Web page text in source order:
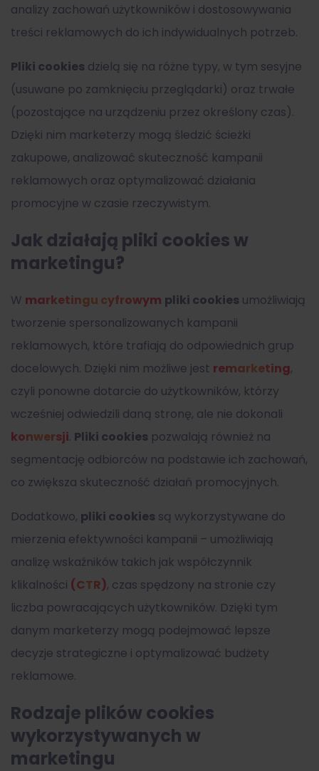
analizy zachowań użytkowników i dostosowywania
treści reklamowych do ich indywidualnych potrzeb.
Pliki cookies dzielą się na różne typy, w tym sesyjne
(usuwane po zamknięciu przeglądarki) oraz trwałe
(pozostające na urządzeniu przez określony czas).
Dzięki nim marketerzy mogą śledzić ścieżki
zakupowe, analizować skuteczność kampanii
reklamowych oraz optymalizować działania
promocyjne w czasie rzeczywistym.
Jak działają pliki cookies w
marketingu?
W marketingu cyfrowym pliki cookies umożliwiają
tworzenie spersonalizowanych kampanii
reklamowych, które trafiają do odpowiednich grup
docelowych. Dzięki nim możliwe jest remarketing,
czyli ponowne dotarcie do użytkowników, którzy
wcześniej odwiedzili daną stronę, ale nie dokonali
konwersji. Pliki cookies pozwalają również na
segmentację odbiorców na podstawie ich zachowań,
co zwiększa skuteczność działań promocyjnych.
Dodatkowo, pliki cookies są wykorzystywane do
mierzenia efektywności kampanii – umożliwiają
analizę wskaźników takich jak współczynnik
klikalności (CTR), czas spędzony na stronie czy
liczba powracających użytkowników. Dzięki tym
danym marketerzy mogą podejmować lepsze
decyzje strategiczne i optymalizować budżety
reklamowe.
Rodzaje plików cookies
wykorzystywanych w
marketingu